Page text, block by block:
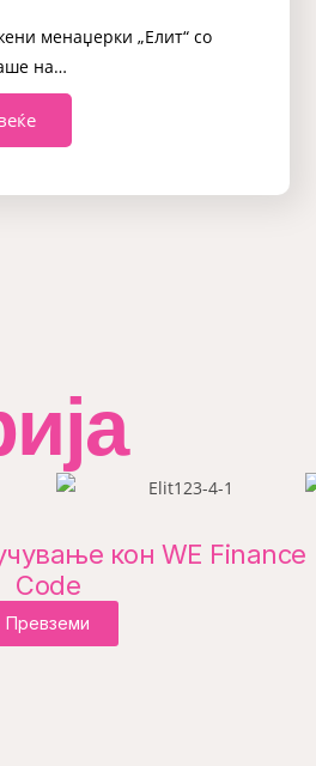
менаџерки „Елит“ со
на…
кон WE Finance
Code
Превземи